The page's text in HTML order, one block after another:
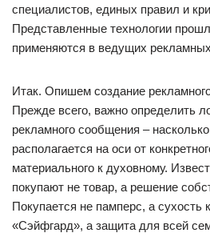
специалистов, единых правил и
Представленные технологии
применяются в ведущих
Итак. Опишем создание
Прежде всего, важно определить
рекламного сообщения –
располагается на оси от
материального к духовному.
покупают не товар, а решение
Покупается не памперс, а сухость
«Сэйфгард», а защита для всей